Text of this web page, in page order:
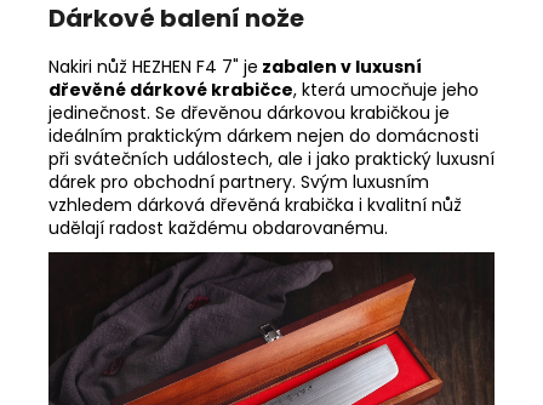
Dárkové balení nože
Nakiri nůž HEZHEN F4 7" je zabalen v luxusní
dřevěné dárkové krabičce, která umocňuje jeho
jedinečnost. Se dřevěnou dárkovou krabičkou je
ideálním praktickým dárkem nejen do domácnosti
při svátečních událostech, ale i jako praktický luxusní
dárek pro obchodní partnery. Svým luxusním
vzhledem dárková dřevěná krabička i kvalitní nůž
udělají radost každému obdarovanému.